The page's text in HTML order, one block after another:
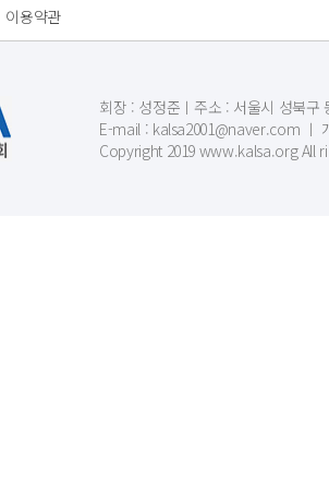
이용약관
회장 : 성정준ㅣ주소 : 서울시 성북구
E-mail : kalsa2001@naver.com ㅣ
Copyright 2019 www.kalsa.org All